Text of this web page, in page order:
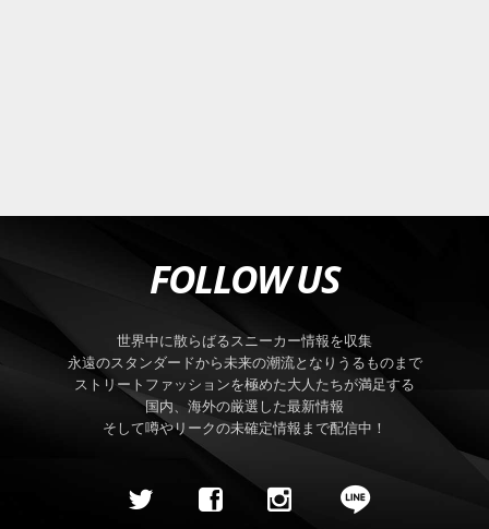
FOLLOW US
世界中に散らばるスニーカー情報を収集
永遠のスタンダードから未来の潮流となりうるものまで
ストリートファッションを極めた大人たちが満足する
国内、海外の厳選した最新情報
そして噂やリークの未確定情報まで配信中！